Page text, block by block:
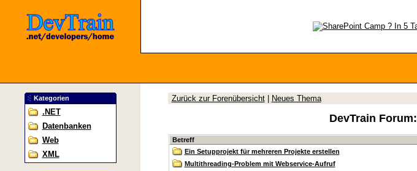
Kategorien
.NET
Datenbanken
Web
XML
Zurück zur Forenübersicht| Neues Thema
DevTrain Forum:
Betreff
Ein Setupprojekt für mehreren Projekte erstellen
Multithreading-Problem mit Webservice-Aufruf